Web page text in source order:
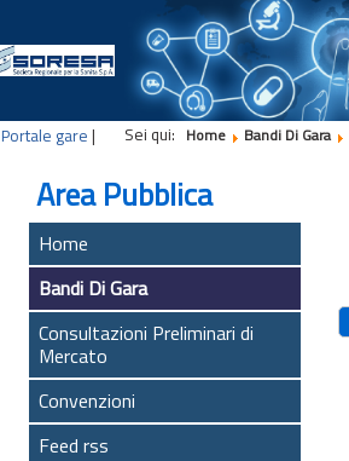
Portale gare | Sei qui: Home Bandi Di Gara
Area Pubblica
Home
Bandi Di Gara
Consultazioni Preliminari di
Mercato
Convenzioni
Feed rss